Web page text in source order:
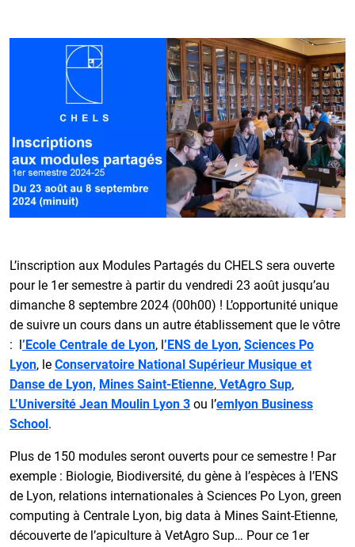
L’inscription aux Modules Partagés du CHELS sera ouverte
pour le 1er semestre à partir du vendredi 23 août jusqu’au
dimanche 8 septembre 2024 (00h00) ! L’opportunité unique
de suivre un cours dans un autre établissement que le vôtre
: l ’Ecole Centrale de Lyon, l ’ENS de Lyon, Sciences Po
Lyon, le Conservatoire National Supérieur Musique et
Danse de Lyon, Mines Saint-Etienne, VetAgro Sup,
L’Université Jean Moulin Lyon 3 ou l’emlyon Business
School .
Plus de 150 modules seront ouverts pour ce semestre ! Par
exemple : Biologie, Biodiversité, du gène à l’espèces à l’ENS
de Lyon, relations internationales à Sciences Po Lyon, green
computing à Centrale Lyon, big data à Mines Saint-Etienne,
découverte de l’apiculture à VetAgro Sup… Pour ce 1er